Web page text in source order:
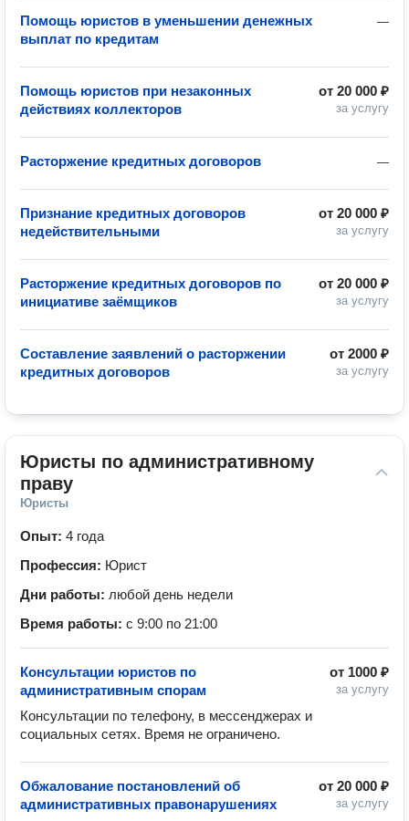
—
Помощь юристов в уменьшении денежных
выплат по кредитам
от 20 000 ₽
за услугу
Помощь юристов при незаконных
действиях коллекторов
—
Расторжение кредитных договоров
от 20 000 ₽
за услугу
Признание кредитных договоров
недействительными
от 20 000 ₽
за услугу
Расторжение кредитных договоров по
инициативе заёмщиков
от 2000 ₽
за услугу
Составление заявлений о расторжении
кредитных договоров
Юристы по административному
праву
Юристы
Опыт: 4 года
Профессия: Юрист
Дни работы: любой день недели
Время работы: с 9:00 по 21:00
от 1000 ₽
за услугу
Консультации юристов по
административным спорам
Консультации по телефону, в мессенджерах и
социальных сетях. Время не ограничено.
от 20 000 ₽
за услугу
Обжалование постановлений об
административных правонарушениях